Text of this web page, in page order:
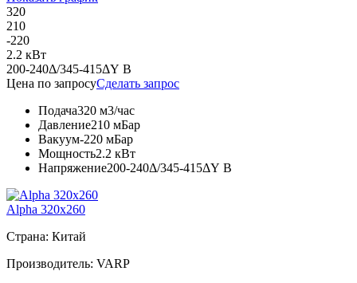
320
210
-220
2.2 кВт
200-240Δ/345-415ΔY В
Цена по запросуСделать запрос
Подача320 м3/час
Давление210 мБар
Вакуум-220 мБар
Мощность2.2 кВт
Напряжение200-240Δ/345-415ΔY В
Alpha 320x260
Страна: Китай
Производитель: VARP